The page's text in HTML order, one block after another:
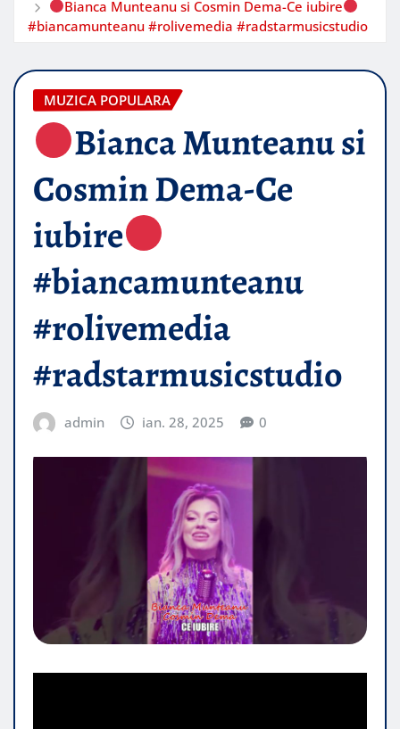
Bianca Munteanu si Cosmin Dema-Ce iubire
#biancamunteanu #rolivemedia #radstarmusicstudio
MUZICA POPULARA
Bianca Munteanu si
Cosmin Dema-Ce
iubire
#biancamunteanu
#rolivemedia
#radstarmusicstudio
admin ian. 28, 2025 0